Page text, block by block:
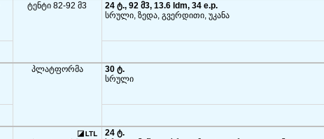
ტენტი 82-92 მ3
24 ტ., 92 მ3, 13.6 ldm, 34 e.p.
სრული, ზედა, გვერდითი, უკანა
პლატფორმა
30 ტ.
სრული
24 ტ.